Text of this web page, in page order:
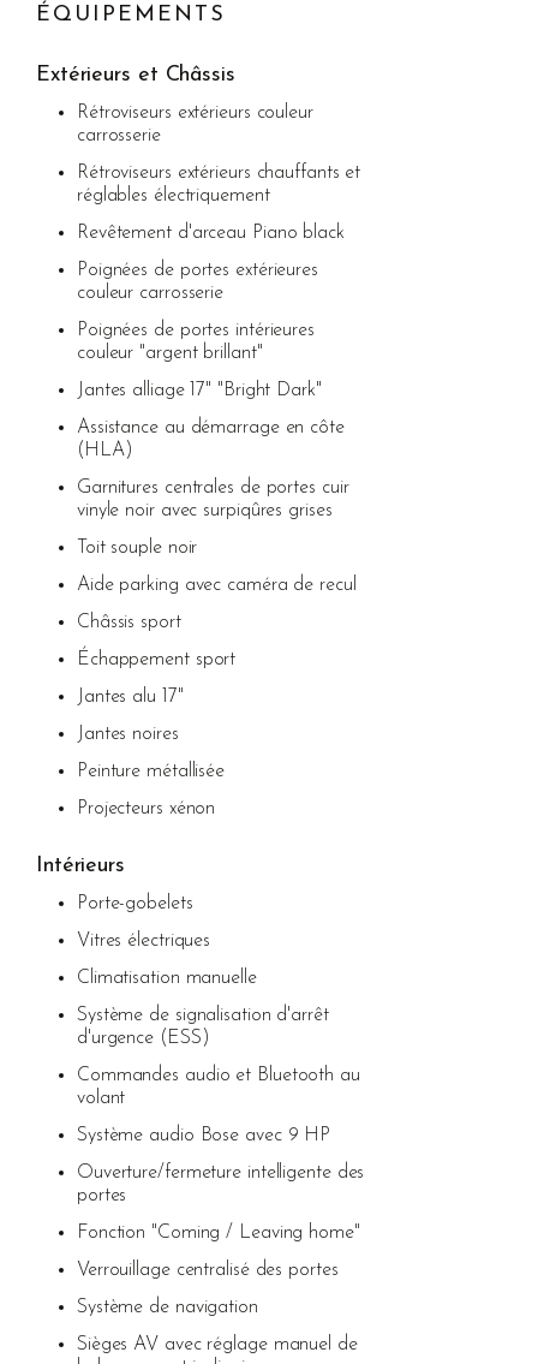
ÉQUIPEMENTS
Extérieurs et Châssis
Rétroviseurs extérieurs couleur
carrosserie
Rétroviseurs extérieurs chauffants et
réglables électriquement
Revêtement d'arceau Piano black
Poignées de portes extérieures
couleur carrosserie
Poignées de portes intérieures
couleur "argent brillant"
Jantes alliage 17" "Bright Dark"
Assistance au démarrage en côte
(HLA)
Garnitures centrales de portes cuir
vinyle noir avec surpiqûres grises
Toit souple noir
Aide parking avec caméra de recul
Châssis sport
Échappement sport
Jantes alu 17"
Jantes noires
Peinture métallisée
Projecteurs xénon
Intérieurs
Porte-gobelets
Vitres électriques
Climatisation manuelle
Système de signalisation d'arrêt
d'urgence (ESS)
Commandes audio et Bluetooth au
volant
Système audio Bose avec 9 HP
Ouverture/fermeture intelligente des
portes
Fonction "Coming / Leaving home"
Verrouillage centralisé des portes
Système de navigation
Sièges AV avec réglage manuel de